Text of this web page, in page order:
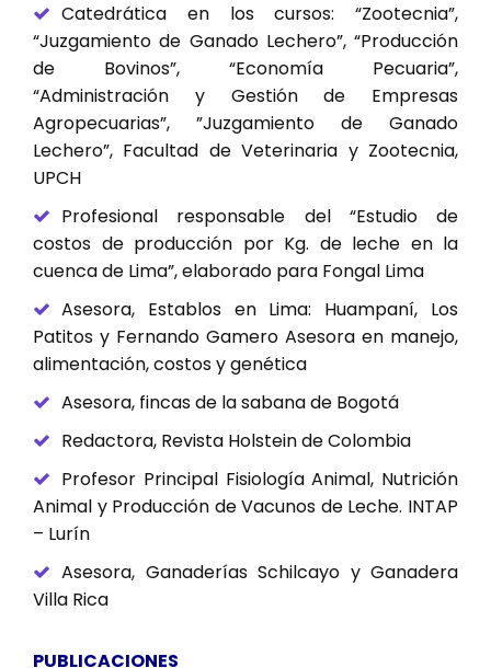
Catedrática en los cursos: “Zootecnia”,
“Juzgamiento de Ganado Lechero”, “Producción
de Bovinos”, “Economía Pecuaria”,
“Administración y Gestión de Empresas
Agropecuarias”, ”Juzgamiento de Ganado
Lechero”, Facultad de Veterinaria y Zootecnia,
UPCH
Profesional responsable del “Estudio de
costos de producción por Kg. de leche en la
cuenca de Lima”, elaborado para Fongal Lima
Asesora, Establos en Lima: Huampaní, Los
Patitos y Fernando Gamero Asesora en manejo,
alimentación, costos y genética
Asesora, fincas de la sabana de Bogotá
Redactora, Revista Holstein de Colombia
Profesor Principal Fisiología Animal, Nutrición
Animal y Producción de Vacunos de Leche. INTAP
– Lurín
Asesora, Ganaderías Schilcayo y Ganadera
Villa Rica
PUBLICACIONES